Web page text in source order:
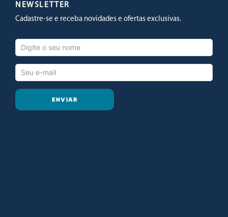
NEWSLETTER
Cadastre-se e receba novidades e ofertas exclusivas.
ENVIAR